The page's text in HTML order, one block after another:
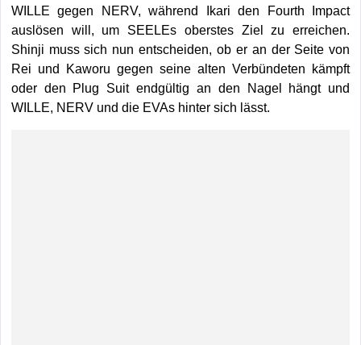
WILLE gegen NERV, während Ikari den Fourth Impact
auslösen will, um SEELEs oberstes Ziel zu erreichen.
Shinji muss sich nun entscheiden, ob er an der Seite von
Rei und Kaworu gegen seine alten Verbündeten kämpft
oder den Plug Suit endgültig an den Nagel hängt und
WILLE, NERV und die EVAs hinter sich lässt.